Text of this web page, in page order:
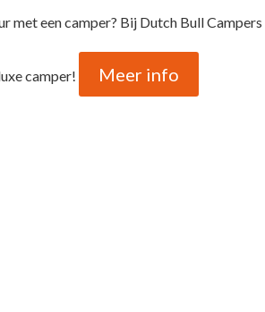
met een camper? Bij Dutch Bull Campers
camper! Meer info